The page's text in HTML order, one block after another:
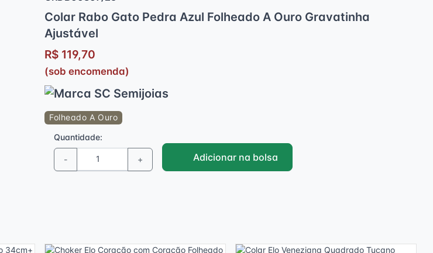
Colar Rabo Gato Pedra Azul Folheado A Ouro Gravatinha
Ajustável
R$ 119,70
(sob encomenda)
Folheado A Ouro
Quantidade:
- + Adicionar na bolsa